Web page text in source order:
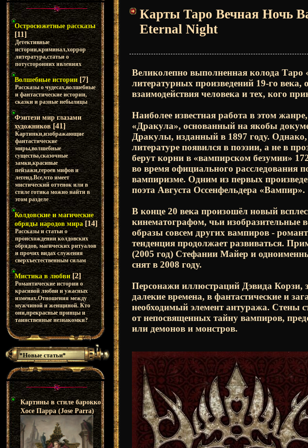
Остросюжетные рассказы
[11]
Детективные
истории,криминал,хоррор
литература,статьи о
потусторонних явлениях
Волшебные истории [7]
Рассказы о чудесах,волшебные
и фантастические истории,
сказки и разные небылицы
Фэнтези мир глазами
художников [41]
Картинки,изображающие
фантастические
миры,волшебные
существа,сказочные
замки,красивые
пейзажи,героев мифов и
легенд.Все,что имеет
мистический оттенок или в
стиле готика можно найти в
этом разделе
Колдовские и магические
обряды народов мира [14]
Рассказы и статьи о
происхождении колдовских
обрядов, магических ритуалов
и прочих видах служения
сверхъестественным силам
Мистика в любви [2]
Романтические истории о
красивой любви и ужасных
изменах.Отношения между
мужчиной и женщиной. Кто
они,прекрасные принцы и
таинственные незнакомки?
*Новые статьи*
Картины в стиле барокко
Хосе Парра (Jose Parra)
Карты Таро Вечная Ночь
Eternal Night
Великолепно выполненная колода
литературных произведений 19-го
взаимодействия человека и тех, кого
Наиболее известная работа в этом
«Дракула», основанный на якобы
Дракулы, изданный в 1897 году.
литературе появился в поэзии, а не в
берут корни в «вампирском безумии»
во время официального расследования
вампиризме. Одним из первых
поэта Августа Оссенфельдера «Вампир».
В конце 20 века произошёл новый
кинематографом, чьи изобразительные
образы совсем других вампиров -
тенденция продолжает развиваться.
(2005 год) Стефании Майер и
снят в 2008 году.
Персонажи иллюстраций Дэвида Корзи,
далекие времена, в фантастические и
необходимый элемент антуража. Стены
от непосвященных тайну вампиров,
или демонов и монстров.